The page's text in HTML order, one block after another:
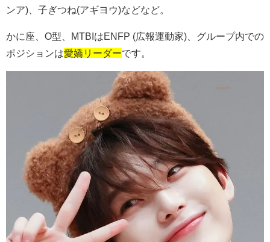
ンア) 、子ぎつね(アギヨウ)などなど。
かに座、 O型、 MTBI はENFP (広報運動家) 、グループ内での
ポジションは愛嬌リーダーです。